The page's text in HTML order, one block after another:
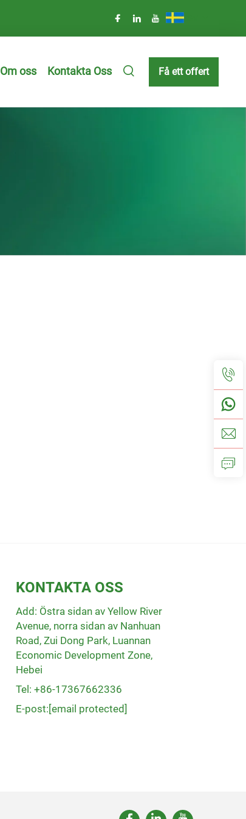
Om oss Kontakta Oss Få ett offert
KONTAKTA OSS
Add: Östra sidan av Yellow River
Avenue, norra sidan av Nanhuan
Road, Zui Dong Park, Luannan
Economic Development Zone,
Hebei
Tel: +86-17367662336
E-post: [email protected]